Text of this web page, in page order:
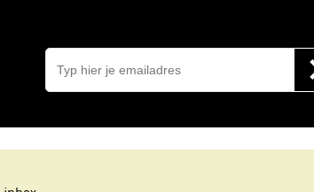
mail